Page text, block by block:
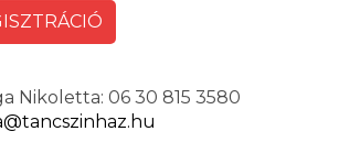
Nikoletta: 06 30 815 3580